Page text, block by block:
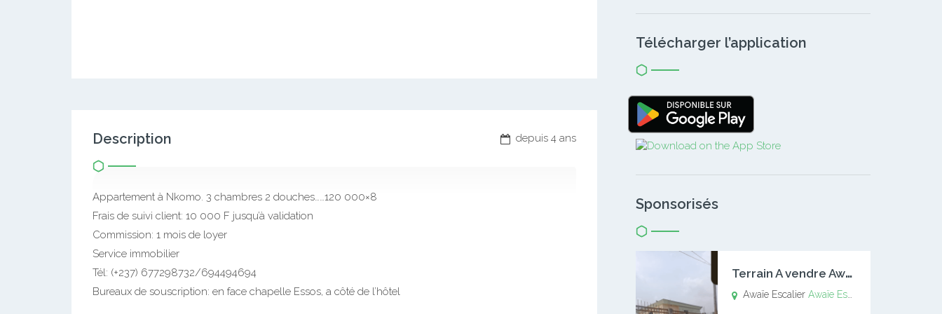
depuis 4 ans
Description
Appartement à Nkomo. 3 chambres 2 douches……120 000×8
Frais de suivi client: 10 000 F jusqu’à validation
Commission: 1 mois de loyer
Service immobilier
Tél: (+237) 677298732/694494694
Bureaux de souscription: en face chapelle Essos, a côté de l’hôtel
Télécharger l’application
Sponsorisés
T
errain A vendre Awaïe Escalier
Awaïe EscalierAwaïe Escalier